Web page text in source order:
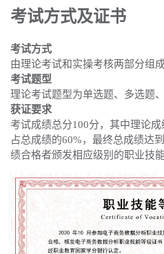
考试方式及证书
考试方式
由理论考试和实操考核两部分组成
考试题型
理论考试题型为单选题、多选题、
获证要求
考试成绩总分100分，其中理论
占总成绩的60%，最终总成绩达
绩合格者颁发相应级别的职业技